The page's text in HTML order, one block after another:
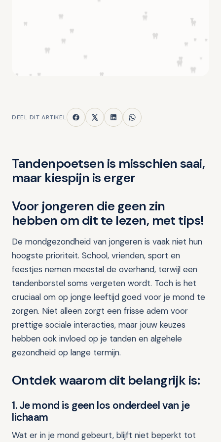
DEEL DIT ARTIKEL
Tandenpoetsen is misschien saai,
maar kiespijn is erger
Voor jongeren die geen zin
hebben om dit te lezen, met tips!
De mondgezondheid van jongeren is vaak niet hun
hoogste prioriteit. School, vrienden, sport en
feestjes nemen meestal de overhand, terwijl een
tandenborstel soms vergeten wordt. Toch is het
cruciaal om op jonge leeftijd goed voor je mond te
zorgen. Niet alleen zorgt een frisse adem voor
prettige sociale interacties, maar jouw keuzes
hebben ook invloed op je tanden en algehele
gezondheid op lange termijn.
Ontdek waarom dit belangrijk is:
1. Je mond is geen los onderdeel van je
lichaam
Wat er in je mond gebeurt, blijft niet beperkt tot